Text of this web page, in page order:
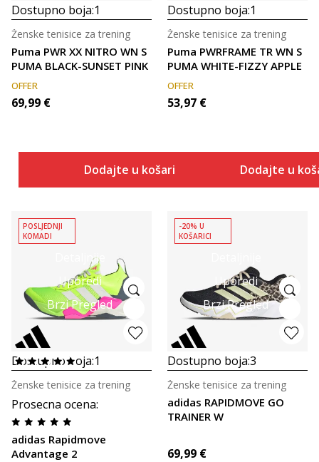
Dostupno boja:1
Puma PWR XX NITRO WN S
PUMA BLACK-SUNSET PINK
Ženske tenisice za trening
OFFER
69,99 €
Dodajte u košaricu
Dostupno boja:1
Puma PWRFRAME TR WN S
PUMA WHITE-FIZZY APPLE
Ženske tenisice za trening
OFFER
53,97 €
Dodajte u
Detaljnije
Uporedi
Brzi Pregled
POSLJEDNJI
KOMADI
Dostupno boja:1
Prosecna ocena:
adidas Rapidmove
Advantage 2
Ženske tenisice za trening
Uporedi
Brzi Pregled
-20% U
KOŠARICI
Dostupno boja:3
adidas RAPIDMOVE GO
TRAINER W
Ženske tenisice za trening
69,99 €